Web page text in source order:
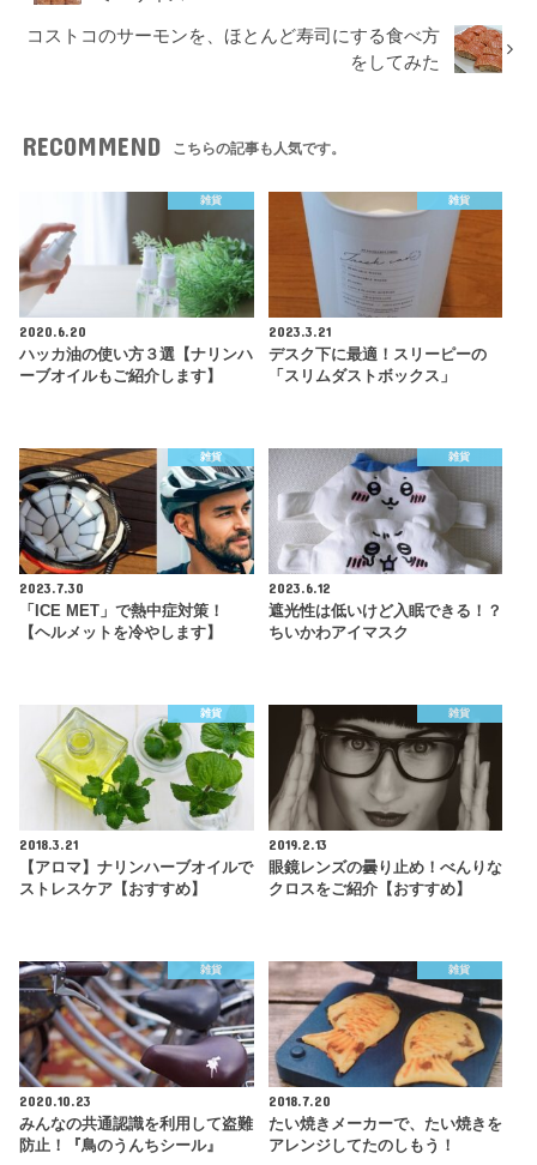
コストコのサーモンを、ほとんど寿司にする食べ方
をしてみた
RECOMMEND こちらの記事も人気です。
雑貨
2020.6.20
ハッカ油の使い方３選【ナリンハ
ーブオイルもご紹介します】
雑貨
2023.3.21
デスク下に最適！スリーピーの
「スリムダストボックス」
雑貨
2023.7.30
「ICE MET」で熱中症対策！
【ヘルメットを冷やします】
雑貨
2023.6.12
遮光性は低いけど入眠できる！？
ちいかわアイマスク
雑貨
2018.3.21
【アロマ】ナリンハーブオイルで
ストレスケア【おすすめ】
雑貨
2019.2.13
眼鏡レンズの曇り止め！べんりな
クロスをご紹介【おすすめ】
雑貨
2020.10.23
みんなの共通認識を利用して盗難
防止！『鳥のうんちシール』
雑貨
2018.7.20
たい焼きメーカーで、たい焼きを
アレンジしてたのしもう！